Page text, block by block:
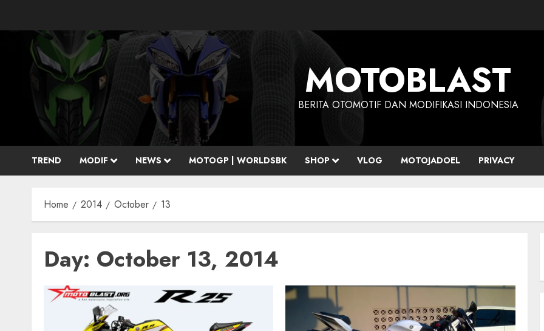
MOTOBLAST
BERITA OTOMOTIF DAN MODIFIKASI INDONESIA
TREND MODIF NEWS MOTOGP | WORLDSBK SHOP VLOG MOTOJADOEL PRIVACY
Home 2014 October 13
Day: October 13, 2014